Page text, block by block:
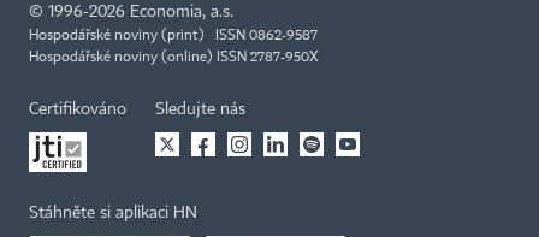
© 1996-2026 Economia, a.s.
Hospodářské noviny (print) ISSN 0862-9587
Hospodářské noviny (online) ISSN 2787-950X
Certifikováno Sledujte nás
Stáhněte si aplikaci HN